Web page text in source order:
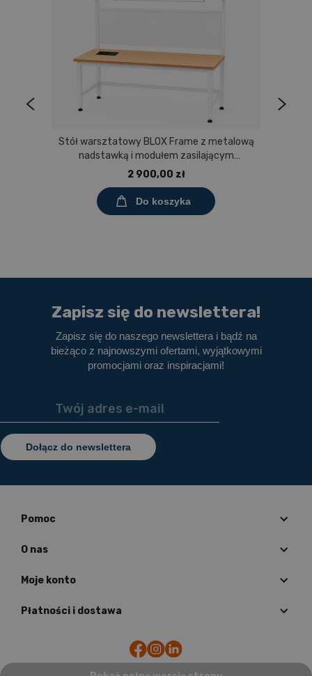
Stół warsztatowy BLOX Frame z metalową
nadstawką i modułem zasilającym
Prostokąt 1200x600 mm, rozmiar 4-6, blat
2 900,00 zł
Do koszyka
Zapisz się do newslettera!
Zapisz się do naszego newslettera i bądź na
bieżąco z najnowszymi ofertami, wyjątkowymi
promocjami oraz inspiracjami!
Dołącz do newslettera
Pomoc
O nas
Moje konto
Płatności i dostawa